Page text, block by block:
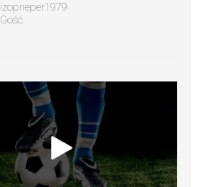
izopneper1979
Gość